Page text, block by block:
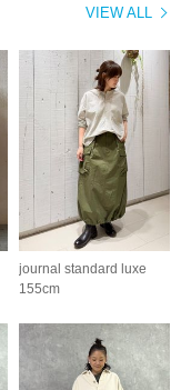
VIEW ALL
journal standard luxe
155cm